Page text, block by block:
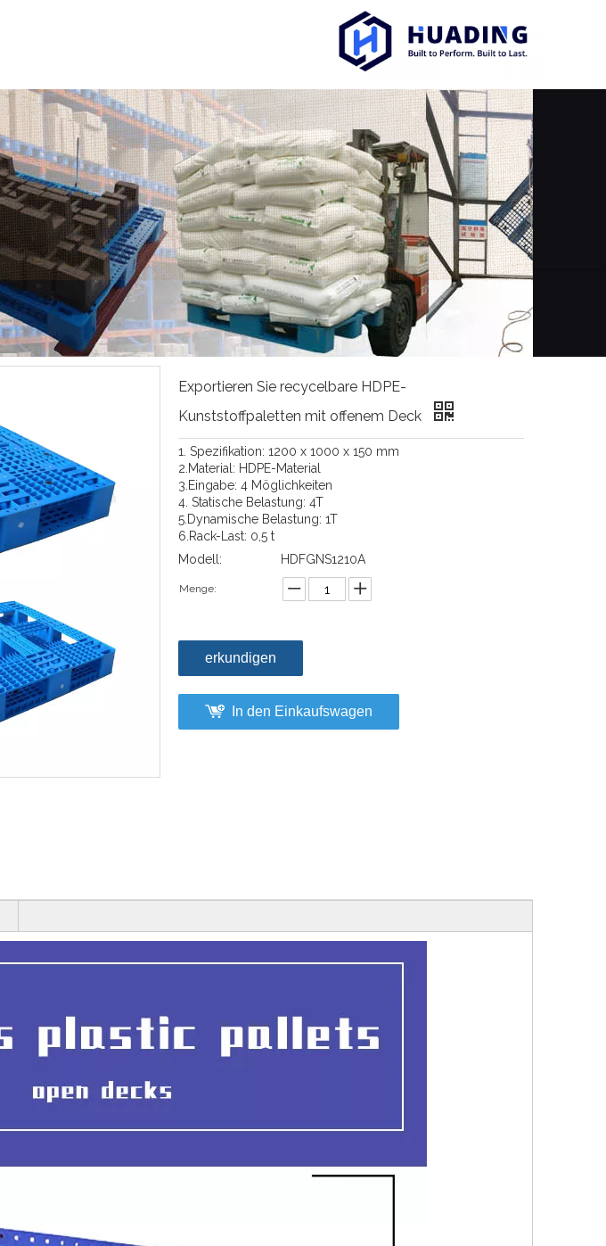
Exportieren Sie recycelbare HDPE-
Kunststoffpaletten mit offenem Deck
1. Spezifikation: 1200 x 1000 x 150 mm
2.Material: HDPE-Material
3.Eingabe: 4 Möglichkeiten
4. Statische Belastung: 4T
5.Dynamische Belastung: 1T
6.Rack-Last: 0,5 t
Modell:
HDFGNS1210A
Menge:
erkundigen
In den Einkaufswagen